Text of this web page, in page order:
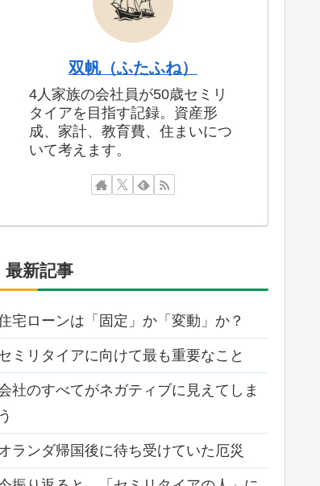
双帆（ふたふね）
4人家族の会社員が50歳セミリ
タイアを目指す記録。資産形
成、家計、教育費、住まいにつ
いて考えます。
最新記事
宅ローンは「固定」か「変動」か？
ミリタイアに向けて最も重要なこと
社のすべてがネガティブに見えてしま
う
ランダ帰国後に待ち受けていた厄災